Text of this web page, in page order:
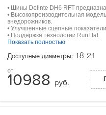
• Шины Delinte DH6 RFT
• Высокопроизводительная
внедорожников.
• Улучшенные сцепные
• Поддержка технологии RunFlat.
Показать полностью
Доступные диаметры: 18-21
10988 руб.